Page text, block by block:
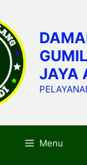
JAYA
Menu